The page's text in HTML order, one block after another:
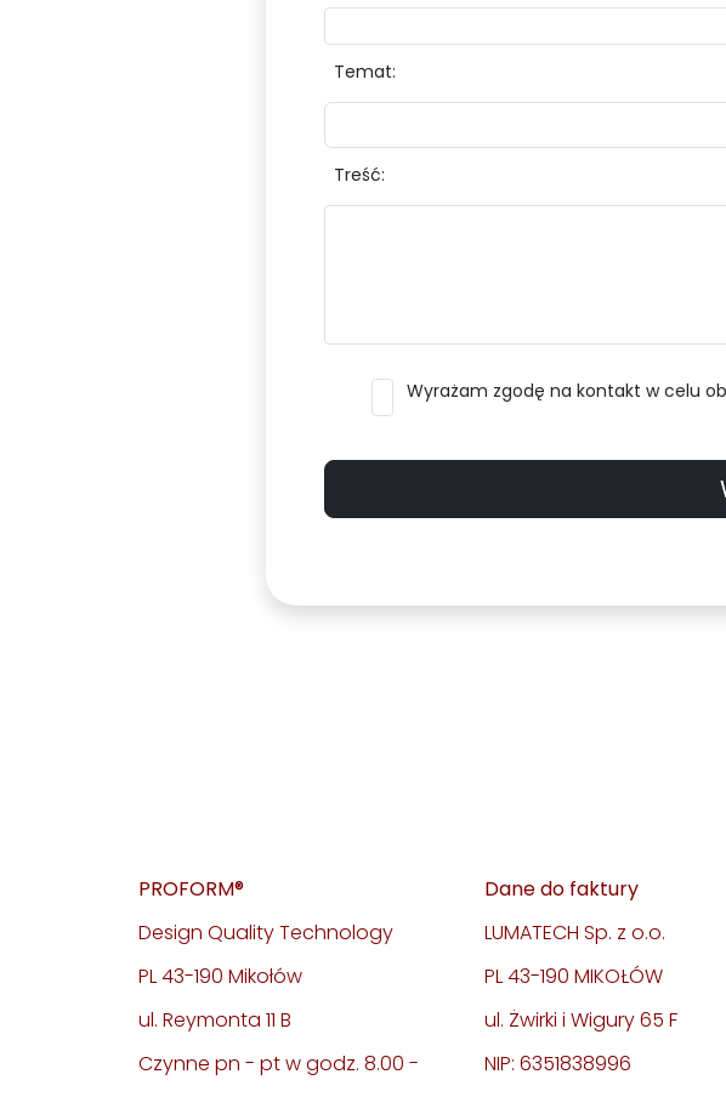
Temat:
Treść:
Wyrażam zgodę na kontakt w celu
PROFORM®
Design Quality Technology
PL 43-190 Mikołów
ul. Reymonta 11 B
Czynne pn - pt w godz. 8.00 -
Dane do faktury
LUMATECH Sp. z o.o.
PL 43-190 MIKOŁÓW
ul. Żwirki i Wigury 65 F
NIP: 6351838996